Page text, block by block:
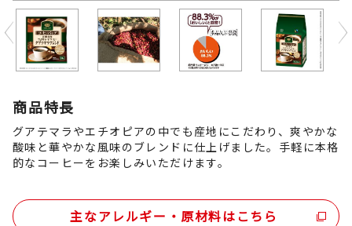
Previous
商品特長
グアテマラやエチオピアの中でも産地にこだわり、爽やかな
酸味と華やかな風味のブレンドに仕上げました。手軽に本格
的なコーヒーをお楽しみいただけます。
主なアレルギー・原材料はこちら